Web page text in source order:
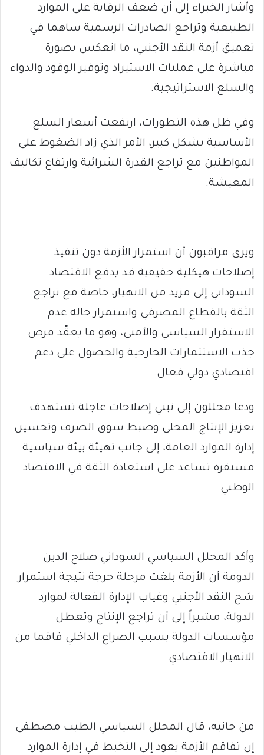
وأشار الخبراء إلى أن ضعف الرقابة على الموارد
الطبيعية وتراجع الصادرات الرسمية ساهما في
تعميق أزمة النقد الأجنبي، ما انعكس بصورة
مباشرة على عمليات الاستيراد وتوفير الوقود والدواء
والسلع الاستراتيجية.
وفي ظل هذه التطورات، ارتفعت أسعار السلع
الأساسية بشكل كبير، الأمر الذي زاد الضغوط على
المواطنين مع تراجع القدرة الشرائية وارتفاع تكاليف
المعيشة.
ويرى مراقبون أن استمرار الأزمة دون تنفيذ
إصلاحات هيكلية حقيقية قد يدفع الاقتصاد
السوداني إلى مزيد من الانهيار، خاصة مع تراجع
الثقة بالقطاع المصرفي واستمرار حالة عدم
الاستقرار السياسي والأمني، وهو ما يعقّد فرص
جذب الاستثمارات الخارجية والحصول على دعم
اقتصادي دولي فعال.
ودعا محللون إلى تبني إصلاحات عاجلة تستهدف
تعزيز الإنتاج المحلي وضبط سوق الصرف وتحسين
إدارة الموارد العامة، إلى جانب تهيئة بيئة سياسية
مستقرة تساعد على استعادة الثقة في الاقتصاد
الوطني.
وأكد المحلل السياسي السوداني صلاح الدين
الدومة أن الأزمة بلغت مرحلة حرجة نتيجة استمرار
شح النقد الأجنبي وغياب الإدارة الفعالة لموارد
الدولة، مشيراً إلى أن تراجع الإنتاج وتعطل
مؤسسات الدولة بسبب الصراع الداخلي فاقما من
الانهيار الاقتصادي.
من جانبه، قال المحلل السياسي الطيب مصطفى
إن تفاقم الأزمة يعود إلى التخبط في إدارة الموارد